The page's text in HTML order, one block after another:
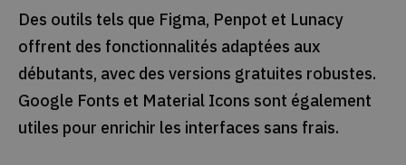
Des outils tels que Figma, Penpot et Lunacy
offrent des fonctionnalités adaptées aux
débutants, avec des versions gratuites robustes.
Google Fonts et Material Icons sont également
utiles pour enrichir les interfaces sans frais.